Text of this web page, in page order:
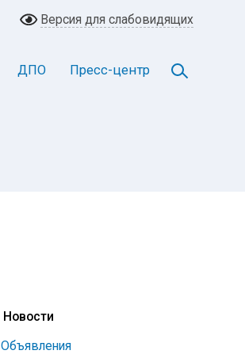
Версия для слабовидящих
ДПО Пресс-центр
Новости
Объявления